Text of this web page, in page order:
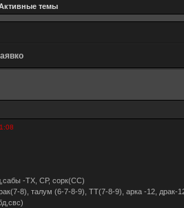
темы
-ТХ, СР, сорк(СС)
8), талум (6-7-8-9), ТТ(7-8-9), арка -12, драк-